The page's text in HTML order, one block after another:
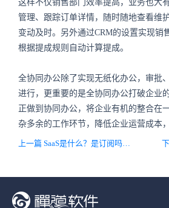
这样不仅销售部门效率提高，业务也大
管理、跟踪订单详情，随时随地查看维
变动及时。另外通过CRM的设置实现销
根据提成规则自动计算提成。
全协同办公除了实现无纸化办公，审批
进行，更重要的是全协同办公打破企业
正做到协同办公，将企业有机的整合在
杂多余的工作环节，降低企业运营成本
上一篇 SaaS是什么？是订阅吗？还是web应用？